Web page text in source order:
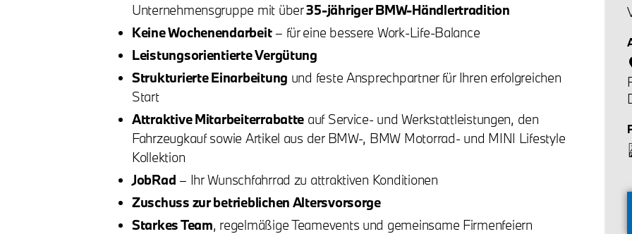
Unternehmensgruppe mit über35-jähriger BMW-Händlertradition
Keine Wochenendarbeit– für eine bessere Work-Life-Balance
Leistungsorientierte Vergütung
Strukturierte Einarbeitung und feste Ansprechpartner für Ihren erfolgreichen
Start
Attraktive Mitarbeiterrabatte auf Service- und Werkstattleistungen, den
Fahrzeugkauf sowie Artikel aus der BMW-, BMW Motorrad- und MINI Lifestyle
Kollektion
JobRad – Ihr Wunschfahrrad zu attraktiven Konditionen
Zuschuss zur betrieblichen Altersvorsorge
Starkes Team, regelmäßige Teamevents und gemeinsame Firmenfeiern